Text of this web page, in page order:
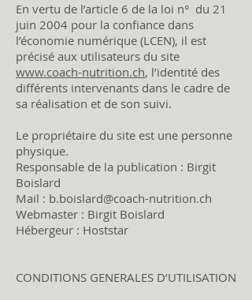
En vertu de l’article 6 de la loi n° du 21
juin 2004 pour la confiance dans
l’économie numérique (LCEN), il est
précisé aux utilisateurs du site
www.coach-nutrition.ch, l’identité des
différents intervenants dans le cadre de
sa réalisation et de son suivi.
Le propriétaire du site est une personne
physique.
Responsable de la publication : Birgit
Boislard
Mail : b.boislard@coach-nutrition.ch
Webmaster : Birgit Boislard
Hébergeur : Hoststar
CONDITIONS GENERALES D’UTILISATION